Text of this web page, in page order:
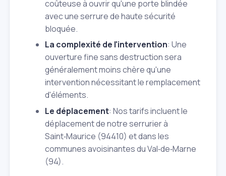
coûteuse à ouvrir qu'une porte blindée
avec une serrure de haute sécurité
bloquée.
La complexité de l'intervention: Une
ouverture fine sans destruction sera
généralement moins chère qu'une
intervention nécessitant le remplacement
d'éléments.
Le déplacement: Nos tarifs incluent le
déplacement de notre serrurier à
Saint‑Maurice (94410) et dans les
communes avoisinantes du Val‑de‑Marne
(94).